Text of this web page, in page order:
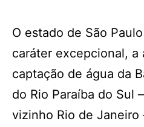
O estado de São
caráter excepcional, a
captação de água da
do Rio Paraíba do Sul
vizinho Rio de